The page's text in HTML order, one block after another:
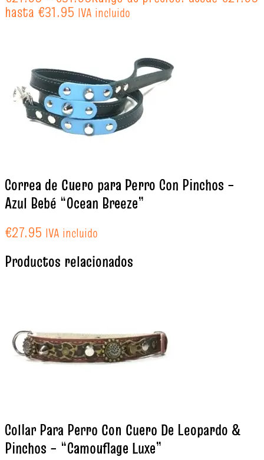
hasta €31.95 IVA incluido
Correa de Cuero para Perro Con Pinchos –
Azul Bebé “Ocean Breeze”
€27.95 IVA incluido
Productos relacionados
Collar Para Perro Con Cuero De Leopardo &
Pinchos – “Camouflage Luxe”